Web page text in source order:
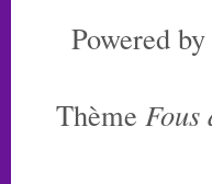
Powered by
Thème